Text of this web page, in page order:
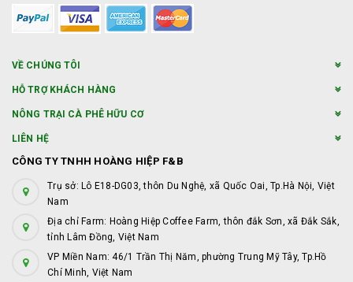
VỀ CHÚNG TÔI
HỖ TRỢ KHÁCH HÀNG
NÔNG TRẠI CÀ PHÊ HỮU CƠ
LIÊN HỆ
CÔNG TY TNHH HOÀNG HIỆP F&B
Trụ sở: Lô E18-DG03, thôn Du Nghệ, xã Quốc Oai, Tp.Hà Nội, Việt
Nam
Địa chỉ Farm: Hoàng Hiệp Coffee Farm, thôn đắk Sơn, xã Đắk Sắk,
tỉnh Lâm Đồng, Việt Nam
VP Miền Nam: 46/1 Trần Thị Năm, phường Trung Mỹ Tây, Tp.Hồ
Chí Minh, Việt Nam